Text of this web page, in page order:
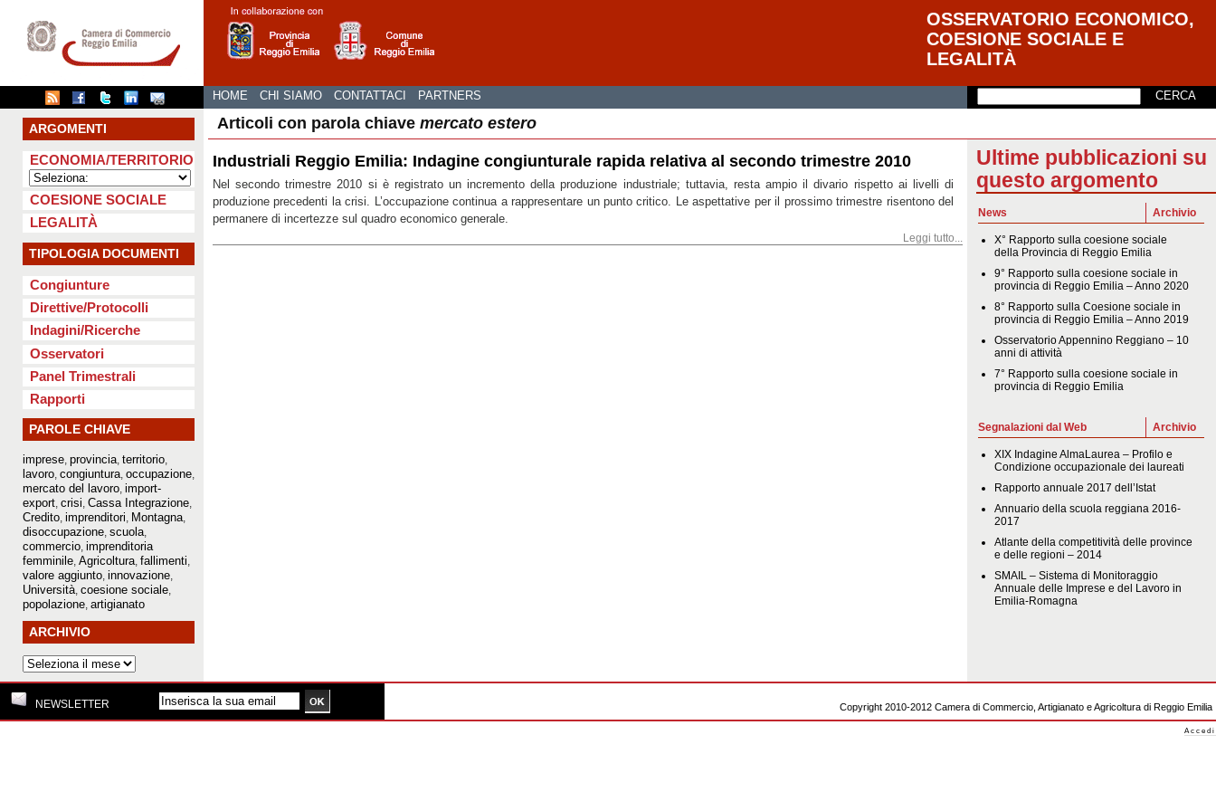
OSSERVATORIO ECONOMICO,
COESIONE SOCIALE E
LEGALITÀ
HOME CHI SIAMO CONTATTACI PARTNERS
ARGOMENTI
ECONOMIA/TERRITORIO
COESIONE SOCIALE
LEGALITÀ
TIPOLOGIA DOCUMENTI
Congiunture
Direttive/Protocolli
Indagini/Ricerche
Osservatori
Panel Trimestrali
Rapporti
PAROLE CHIAVE
imprese provincia territorio
lavoro congiuntura occupazione
mercato del lavoro import-
export crisi Cassa Integrazione
Credito imprenditori Montagna
disoccupazione scuola
commercio imprenditoria
femminile Agricoltura fallimenti
valore aggiunto innovazione
Università coesione sociale
popolazione artigianato
ARCHIVIO
Ultime pubblicazioni su
questo argomento
Archivio
News
X° Rapporto sulla coesione sociale
della Provincia di Reggio Emilia
9° Rapporto sulla coesione sociale in
provincia di Reggio Emilia – Anno 2020
8° Rapporto sulla Coesione sociale in
provincia di Reggio Emilia – Anno 2019
Osservatorio Appennino Reggiano – 10
anni di attività
7° Rapporto sulla coesione sociale in
provincia di Reggio Emilia
Archivio
Segnalazioni dal Web
XIX Indagine AlmaLaurea – Profilo e
Condizione occupazionale dei laureati
Rapporto annuale 2017 dell’Istat
Annuario della scuola reggiana 2016-
2017
Atlante della competitività delle province
e delle regioni – 2014
SMAIL – Sistema di Monitoraggio
Annuale delle Imprese e del Lavoro in
Emilia-Romagna
Articoli con parola chiave mercato estero
Industriali Reggio Emilia: Indagine congiunturale rapida relativa al secondo trimestre 2010
Nel secondo trimestre 2010 si è registrato un incremento della produzione industriale; tuttavia, resta ampio il divario rispetto ai livelli di
produzione precedenti la crisi. L’occupazione continua a rappresentare un punto critico. Le aspettative per il prossimo trimestre risentono del
permanere di incertezze sul quadro economico generale.
Leggi tutto...
Copyright 2010-2012 Camera di Commercio, Artigianato e Agricoltura di Reggio Emilia
NEWSLETTER
Accedi